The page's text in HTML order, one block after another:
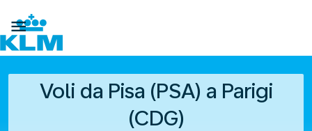

Voli da Pisa (PSA) a Parigi
(CDG)